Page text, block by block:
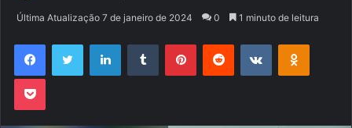
mail
Última Atualização 7 de janeiro de 2024 0 1 minuto de leitura
FacebookTwitter LinkedinTumblr PinterestReddit VK OK
Pocket